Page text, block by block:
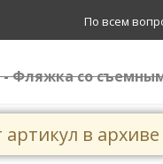
По всем
- Фляжка со
артикул в архиве